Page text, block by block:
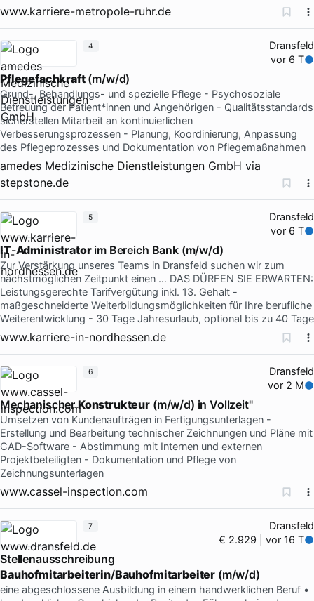
www.karriere-metropole-ruhr.de
Dransfeld
vor 6 T
Pflegefachkraft(m/w/d)
Grund-, Behandlungs- und spezielle Pflege - Psychosoziale
Betreuung der Patient*innen und Angehörigen - Qualitätsstandards
sicherstellen Mitarbeit an kontinuierlichen
Verbesserungsprozessen - Planung, Koordinierung, Anpassung
des Pflegeprozesses und Dokumentation von Pflegemaßnahmen
amedes Medizinische Dienstleistungen GmbH via
stepstone.de
4
Dransfeld
vor 6 T
IT-Administratorim Bereich Bank (m/w/d)
Zur Verstärkung unseres Teams in Dransfeld suchen wir zum
nächstmöglichen Zeitpunkt einen … DAS DÜRFEN SIE ERWARTEN:
Leistungsgerechte Tarifvergütung inkl. 13. Gehalt -
maßgeschneiderte Weiterbildungsmöglichkeiten für Ihre berufliche
Weiterentwicklung - 30 Tage Jahresurlaub, optional bis zu 40 Tage
www.karriere-in-nordhessen.de
5
Dransfeld
vor 2 M
MechanischerKonstrukteur (m/w/d) in Vollzeit"
Umsetzen von Kundenaufträgen in Fertigungsunterlagen -
Erstellung und Bearbeitung technischer Zeichnungen und Pläne mit
CAD-Software - Abstimmung mit Internen und externen
Projektbeteiligten - Dokumentation und Pflege von
Zeichnungsunterlagen
www.cassel-inspection.com
6
Dransfeld
€ 2.929 | vor 16 T
Stellenausschreibung
Bauhofmitarbeiterin/Bauhofmitarbeiter (m/w/d)
eine abgeschlossene Ausbildung in einem handwerklichen Beruf •
7